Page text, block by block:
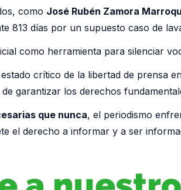
como José Rubén Zamora
813 días por un supuesto caso de
como herramienta para silenciar
crítico de la libertad de prensa
garantizar los derechos
que nunca, el periodismo
el derecho a informar y a ser